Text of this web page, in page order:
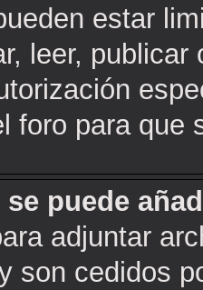
estar
leer,
foro para que
se puede
adjuntar
son cedidos